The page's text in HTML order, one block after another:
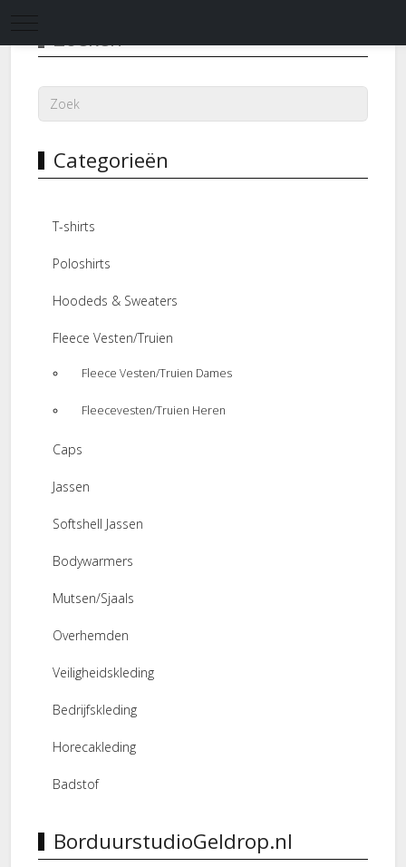
Mobile Menu Toggle
Zoeken
Categorieën
T-shirts
Poloshirts
Hoodeds & Sweaters
Fleece Vesten/Truien
Fleece Vesten/Truien Dames
Fleecevesten/Truien Heren
Caps
Jassen
Softshell Jassen
Bodywarmers
Mutsen/Sjaals
Overhemden
Veiligheidskleding
Bedrijfskleding
Horecakleding
Badstof
BorduurstudioGeldrop.nl